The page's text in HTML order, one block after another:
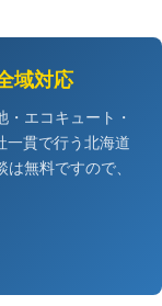
域対応
エコキュート・
一貫で行う北海道
無料ですので、